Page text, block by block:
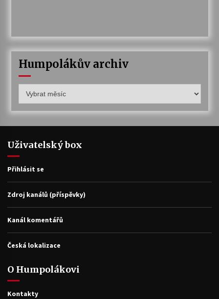
Humpolákův archiv
archiv
Uživatelský box
Přihlásit se
Zdroj kanálů (příspěvky)
Kanál komentářů
Česká lokalizace
O Humpolákovi
Kontakty